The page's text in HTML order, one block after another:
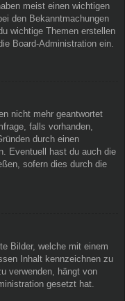
meist einen wichtigen
den Bekanntmachungen
wichtige Themen erstellen
Board-Administration ein.
nicht mehr geantwortet
falls vorhanden,
durch einen
Eventuell hast du auch die
sofern dies durch die
Bilder, welche mit einem
Inhalt kennzeichnen zu
verwenden, hängt von
gesetzt hat.